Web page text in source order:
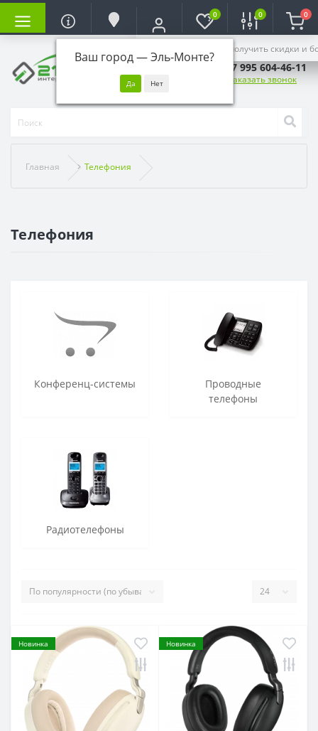
Ваш город —Эль-Монте?
Войдите, чтобы получить скидки и
0 0 0
+7 995 604-46-11
Заказать звонок
Главная Телефония
Телефония
Конференц-системы
Проводные
телефоны
Радиотелефоны
Новинка Новинка